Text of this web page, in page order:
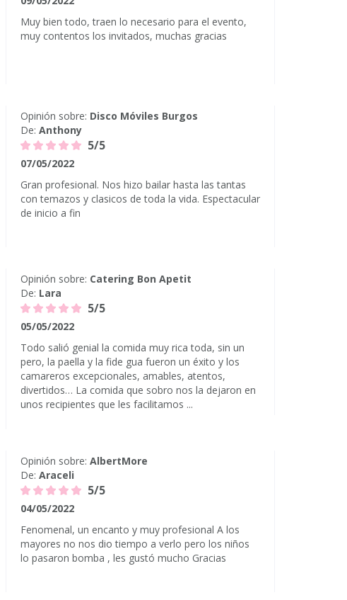
Muy bien todo, traen lo necesario para el evento,
muy contentos los invitados, muchas gracias
Opinión sobre: Disco Móviles Burgos
De: Anthony
5/5
07/05/2022
Gran profesional. Nos hizo bailar hasta las tantas
con temazos y clasicos de toda la vida. Espectacular
de inicio a fin
Opinión sobre: Catering Bon Apetit
De: Lara
5/5
05/05/2022
Todo salió genial la comida muy rica toda, sin un
pero, la paella y la fide gua fueron un éxito y los
camareros excepcionales, amables, atentos,
divertidos… La comida que sobro nos la dejaron en
unos recipientes que les facilitamos ...
Opinión sobre: AlbertMore
De: Araceli
5/5
04/05/2022
Fenomenal, un encanto y muy profesional A los
mayores no nos dio tiempo a verlo pero los niños
lo pasaron bomba , les gustó mucho Gracias